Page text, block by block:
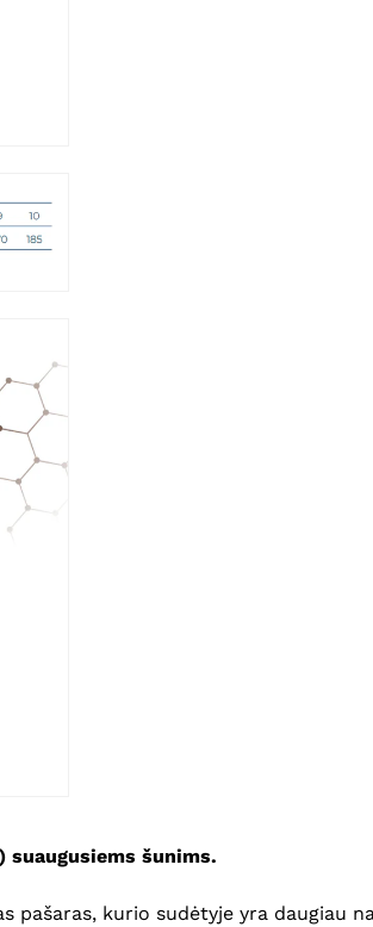
suaugusiems šunims.
pašaras, kurio sudėtyje yra daugiau